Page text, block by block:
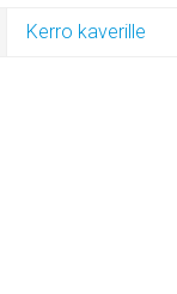
Kerro kaverille